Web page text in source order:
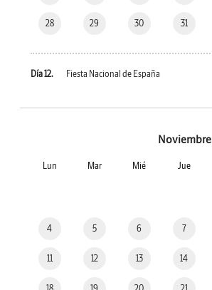
28 29 30 31
Día 12. Fiesta Nacional de España
Noviembre
Lun Mar Mié Jue
4 5 6 7
11 12 13 14